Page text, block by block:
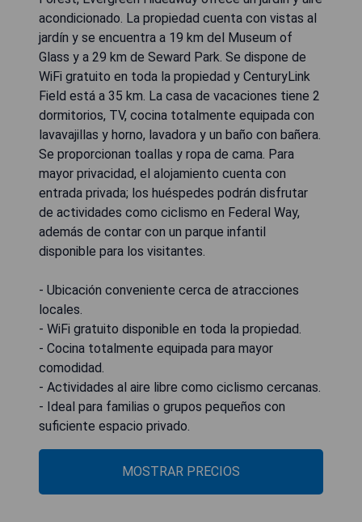
acondicionado. La propiedad cuenta con vistas al
jardín y se encuentra a 19 km del Museum of
Glass y a 29 km de Seward Park. Se dispone de
WiFi gratuito en toda la propiedad y CenturyLink
Field está a 35 km. La casa de vacaciones tiene 2
dormitorios, TV, cocina totalmente equipada con
lavavajillas y horno, lavadora y un baño con bañera.
Se proporcionan toallas y ropa de cama. Para
mayor privacidad, el alojamiento cuenta con
entrada privada; los huéspedes podrán disfrutar
de actividades como ciclismo en Federal Way,
además de contar con un parque infantil
disponible para los visitantes.
- Ubicación conveniente cerca de atracciones
locales.
- WiFi gratuito disponible en toda la propiedad.
- Cocina totalmente equipada para mayor
comodidad.
- Actividades al aire libre como ciclismo cercanas.
- Ideal para familias o grupos pequeños con
suficiente espacio privado.
MOSTRAR PRECIOS